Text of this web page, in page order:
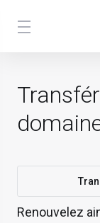
Renouvelez